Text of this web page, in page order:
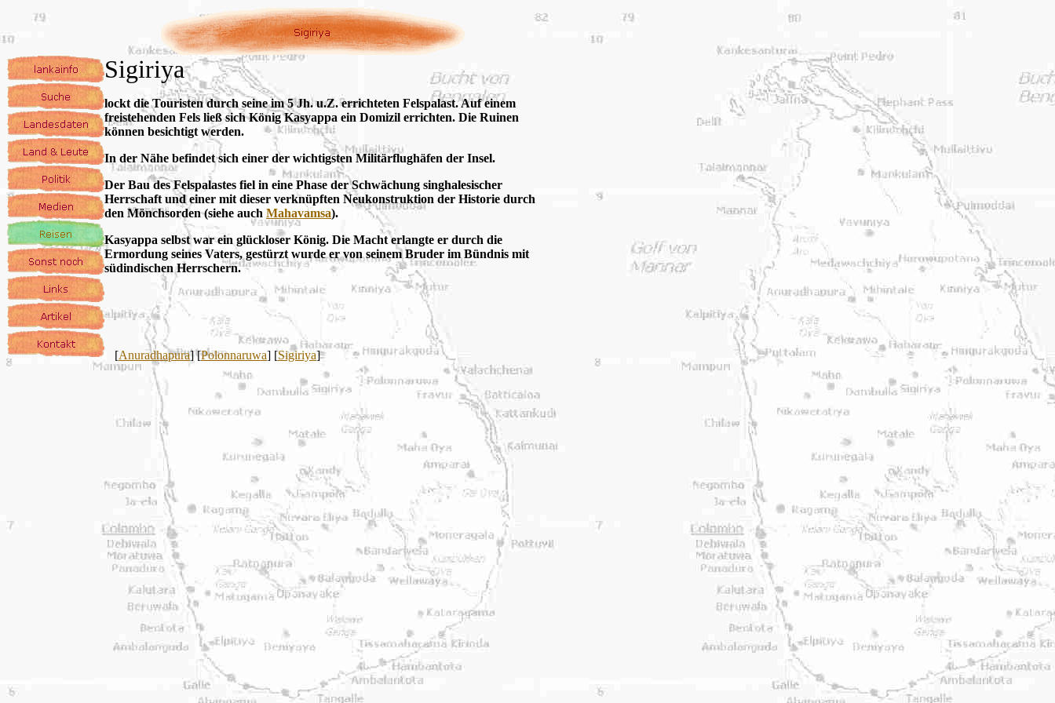
Sigiriya
lockt die Touristen durch seine im 5 Jh. u.Z. errichteten Felspalast. Auf einem
freistehenden Fels ließ sich König Kasyappa ein Domizil errichten. Die Ruinen
können besichtigt werden.
In der Nähe befindet sich einer der wichtigsten Militärflughäfen der Insel.
Der Bau des Felspalastes fiel in eine Phase der Schwächung singhalesischer
Herrschaft und einer mit dieser verknüpften Neukonstruktion der Historie durch
den Mönchsorden (siehe auch Mahavamsa).
Kasyappa selbst war ein glückloser König. Die Macht erlangte er durch die
Ermordung seines Vaters, gestürzt wurde er von seinem Bruder im Bündnis mit
südindischen Herrschern.
[Anuradhapura] [Polonnaruwa] [Sigiriya]